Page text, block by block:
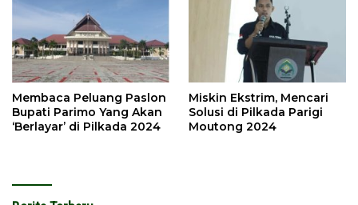
Membaca Peluang Paslon
Bupati Parimo Yang Akan
‘Berlayar’ di Pilkada 2024
Miskin Ekstrim, Mencari
Solusi di Pilkada Parigi
Moutong 2024